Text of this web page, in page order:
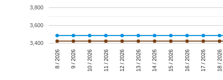
8 / 2026 9 / 2026 10 / 2026 11 / 2026 12 / 2026 13 / 2026 14 / 2026 15 / 2026 16 / 2026 17 / 2026 18 / 2026
3,400
3,600
3,800